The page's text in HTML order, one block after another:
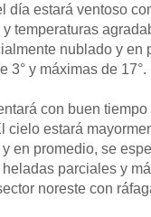
día estará ventoso
temperaturas
nublado y en
3° y máximas de 17°.
con buen tiempo
cielo estará
en promedio, se
parciales y
noreste con